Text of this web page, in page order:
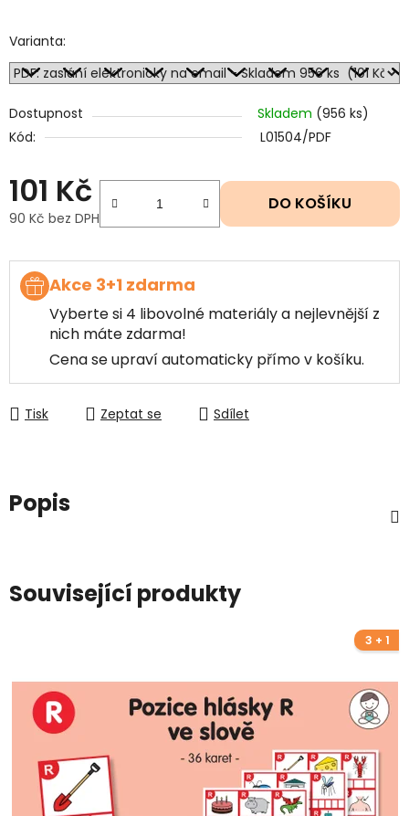
Varianta:
Dostupnost Skladem (956 ks)
Kód:
L01504/PDF
101 Kč
90 Kč bez DPH
DO KOŠÍKU
Akce 3+1 zdarma
Vyberte si 4 libovolné materiály a nejlevnější z
nich máte zdarma!
Cena se upraví automaticky přímo v košíku.
Tisk Zeptat se Sdílet
Popis
Související produkty
3 + 1